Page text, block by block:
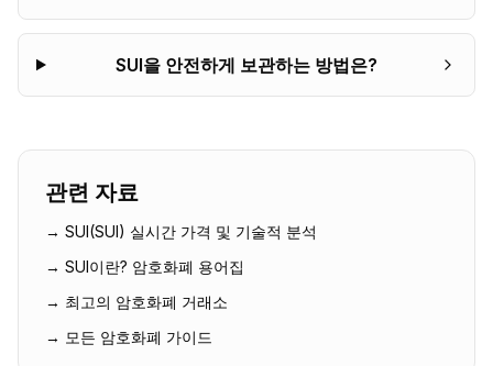
SUI을 안전하게 보관하는 방법은?
관련 자료
→ SUI(SUI) 실시간 가격 및 기술적 분석
→ SUI이란? 암호화폐 용어집
→ 최고의 암호화폐 거래소
→ 모든 암호화폐 가이드